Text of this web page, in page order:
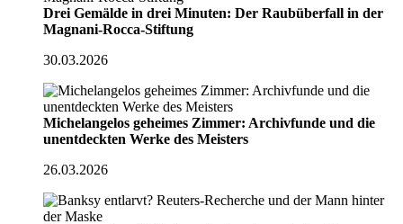
Drei Gemälde in drei Minuten: Der Raubüberfall in der
Magnani-Rocca-Stiftung
30.03.2026
Michelangelos geheimes Zimmer: Archivfunde und die
unentdeckten Werke des Meisters
26.03.2026